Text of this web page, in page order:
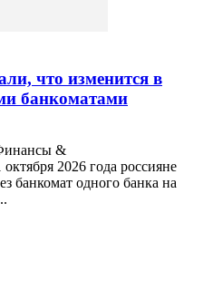
что изменится в
банкоматами
&
2026 года россияне
банкомат одного банка на